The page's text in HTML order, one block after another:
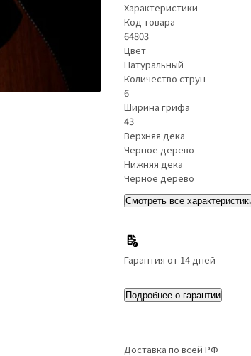
Характеристики
Код товара
64803
Цвет
Натуральный
Количество струн
6
Ширина грифа
43
Верхняя дека
Черное дерево
Нижняя дека
Черное дерево
Смотреть все
Гарантия от 14 дней
Подробнее о гарантии
Доставка по всей РФ